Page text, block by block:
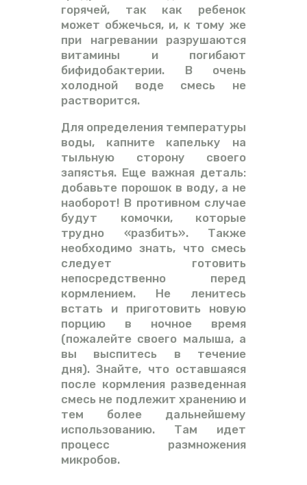
горячей, так как ребенок
может обжечься, и, к тому же
при нагревании разрушаются
витамины и погибают
бифидобактерии. В очень
холодной воде смесь не
растворится.
Для определения температуры
воды, капните капельку на
тыльную сторону своего
запястья. Еще важная деталь:
добавьте порошок в воду, а не
наоборот! В противном случае
будут комочки, которые
трудно «разбить». Также
необходимо знать, что смесь
следует готовить
непосредственно перед
кормлением. Не ленитесь
встать и приготовить новую
порцию в ночное время
(пожалейте своего малыша, а
вы выспитесь в течение
дня). Знайте, что оставшаяся
после кормления разведенная
смесь не подлежит хранению и
тем более дальнейшему
использованию. Там идет
процесс размножения
микробов.